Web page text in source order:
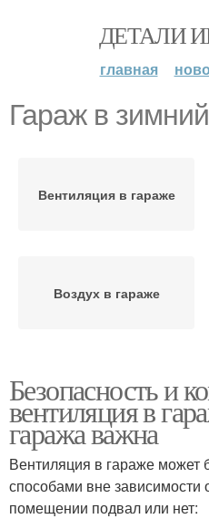
ДЕТАЛИ
главная
Гараж в
Вентиляция в гараже
Воздух в гараже
Плесени в гараже
Безопасность и
вентиляция в
гаража важна
Вентиляция в гараже может
способами вне зависимости
помещении подвал или нет: